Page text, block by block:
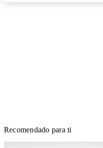
Recomendado para ti